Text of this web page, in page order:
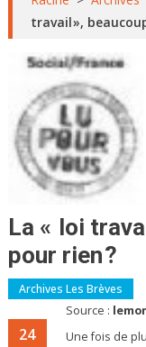
travail »,
La « loi
pour rien ?
Archives Les Brèves
24
Source :
Une fois de